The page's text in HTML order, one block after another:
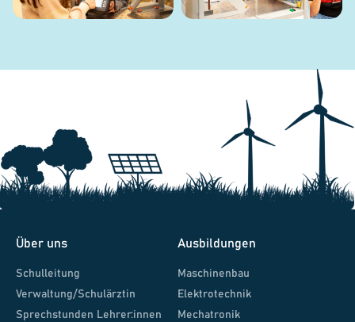
Über uns
Schulleitung
Verwaltung/Schulärztin
Sprechstunden Lehrer:innen
Ausbildungen
Maschinenbau
Elektrotechnik
Mechatronik